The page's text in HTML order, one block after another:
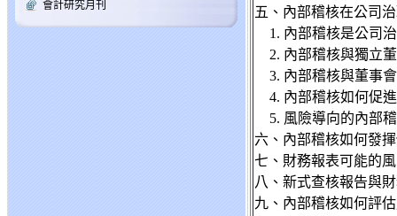
會計研究月刊
五、內部稽核在公司
1. 內部稽核是公司
2. 內部稽核與獨立
3. 內部稽核與董事會
4. 內部稽核如何促
5. 風險導向的內部
六、內部稽核如何發
七、財務報表可能的
八、新式查核報告與
九、內部稽核如何評